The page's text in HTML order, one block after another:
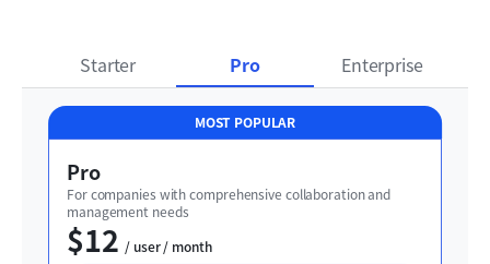
Starter Pro Enterprise
MOST POPULAR
Pro
For companies with comprehensive collaboration and
management needs
$12
  / user / month